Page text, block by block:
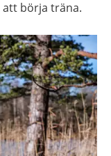
börja träna.